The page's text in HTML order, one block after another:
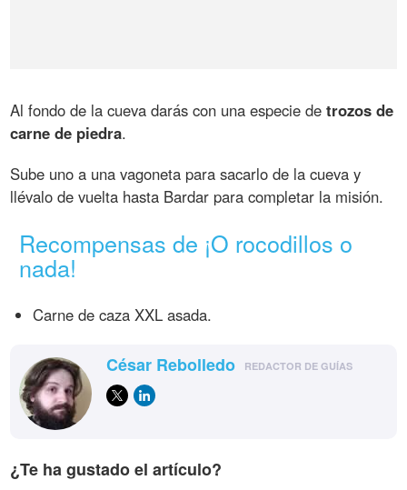
Al fondo de la cueva darás con una especie detrozos de
carne de piedra.
Sube uno a una vagoneta para sacarlo de la cueva y
llévalo de vuelta hasta Bardar para completar la misión.
Recompensas de ¡O rocodillos o
nada!
Carne de caza XXL asada.
César Rebolledo REDACTOR DE GUÍAS
¿Te ha gustado el artículo?